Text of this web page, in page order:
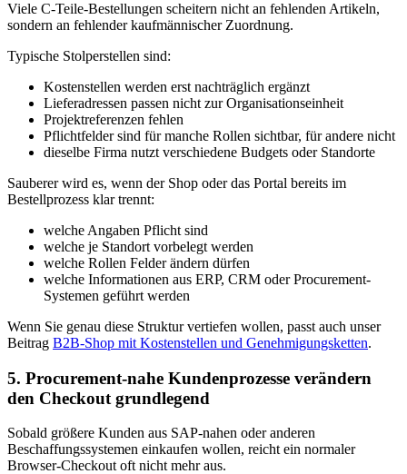
Viele C-Teile-Bestellungen scheitern nicht an fehlenden Artikeln,
sondern an fehlender kaufmännischer Zuordnung.
Typische Stolperstellen sind:
Kostenstellen werden erst nachträglich ergänzt
Lieferadressen passen nicht zur Organisationseinheit
Projektreferenzen fehlen
Pflichtfelder sind für manche Rollen sichtbar, für andere nicht
dieselbe Firma nutzt verschiedene Budgets oder Standorte
Sauberer wird es, wenn der Shop oder das Portal bereits im
Bestellprozess klar trennt:
welche Angaben Pflicht sind
welche je Standort vorbelegt werden
welche Rollen Felder ändern dürfen
welche Informationen aus ERP, CRM oder Procurement-
Systemen geführt werden
Wenn Sie genau diese Struktur vertiefen wollen, passt auch unser
Beitrag B2B-Shop mit Kostenstellen und Genehmigungsketten.
5. Procurement-nahe Kundenprozesse verändern
den Checkout grundlegend
Sobald größere Kunden aus SAP-nahen oder anderen
Beschaffungssystemen einkaufen wollen, reicht ein normaler
Browser-Checkout oft nicht mehr aus.